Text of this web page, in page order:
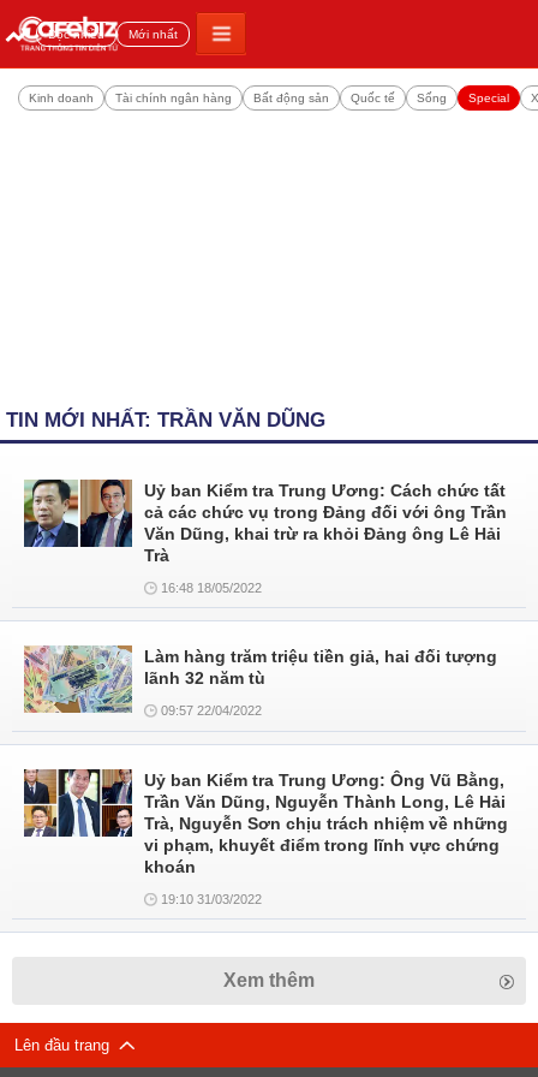
Đọc nhiều Mới nhất
Kinh doanh Tài chính ngân hàng Bất động sản Quốc tế Sống Special
TIN MỚI NHẤT: TRẦN VĂN DŨNG
Uỷ ban Kiểm tra Trung Ương: Cách chức tất
cả các chức vụ trong Đảng đối với ông Trần
Văn Dũng, khai trừ ra khỏi Đảng ông Lê Hải
Trà
16:48 18/05/2022
Làm hàng trăm triệu tiền giả, hai đối tượng
lãnh 32 năm tù
09:57 22/04/2022
Uỷ ban Kiểm tra Trung Ương: Ông Vũ Bằng,
Trần Văn Dũng, Nguyễn Thành Long, Lê Hải
Trà, Nguyễn Sơn chịu trách nhiệm về những
vi phạm, khuyết điểm trong lĩnh vực chứng
khoán
19:10 31/03/2022
Xem thêm
Lên đầu trang